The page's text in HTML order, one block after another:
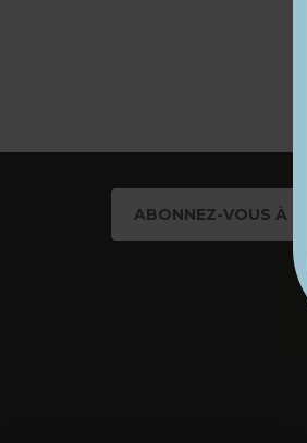
ABONNEZ-VOUS À